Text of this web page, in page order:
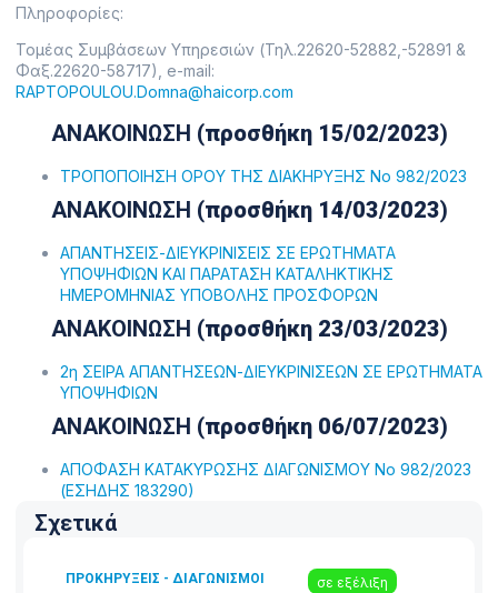
Πληροφορίες:
Τομέας Συμβάσεων Υπηρεσιών (Τηλ.22620-52882,-52891 &
Φαξ.22620-58717), e-mail:
RAPTOPOULOU.Domna@haicorp.com
ΑΝΑΚΟΙΝΩΣΗ (προσθήκη 15/02/2023)
ΤΡΟΠΟΠΟΙΗΣΗ ΟΡΟΥ ΤΗΣ ΔΙΑΚΗΡΥΞΗΣ Νο 982/2023
ΑΝΑΚΟΙΝΩΣΗ (προσθήκη 14/03/2023)
ΑΠΑΝΤΗΣΕΙΣ-ΔΙΕΥΚΡΙΝΙΣΕΙΣ ΣΕ ΕΡΩΤΗΜΑΤΑ
ΥΠΟΨΗΦΙΩΝ ΚΑΙ ΠΑΡΑΤΑΣΗ ΚΑΤΑΛΗΚΤΙΚΗΣ
ΗΜΕΡΟΜΗΝΙΑΣ ΥΠΟΒΟΛΗΣ ΠΡΟΣΦΟΡΩΝ
ΑΝΑΚΟΙΝΩΣΗ (προσθήκη 23/03/2023)
2η ΣΕΙΡΑ ΑΠΑΝΤΗΣΕΩΝ-ΔΙΕΥΚΡΙΝΙΣΕΩΝ ΣΕ ΕΡΩΤΗΜΑΤΑ
ΥΠΟΨΗΦΙΩΝ
ΑΝΑΚΟΙΝΩΣΗ (προσθήκη 06/07/2023)
ΑΠΟΦΑΣΗ ΚΑΤΑΚΥΡΩΣΗΣ ΔΙΑΓΩΝΙΣΜΟΥ Νο 982/2023
(ΕΣΗΔΗΣ 183290)
Σχετικά
ΠΡΟΚΗΡΎΞΕΙΣ - ΔΙΑΓΩΝΙΣΜΟΊ σε εξέλιξη